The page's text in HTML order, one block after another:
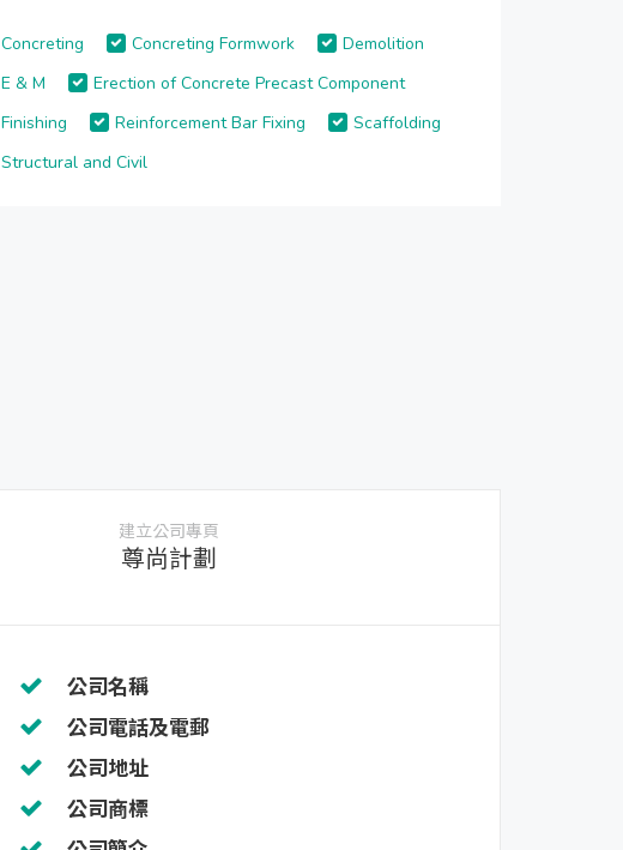
Concreting Concreting Formwork
Demolition
E & M
Erection of Concrete Precast Component
Finishing
Reinforcement Bar Fixing
Scaffolding
Structural and Civil
建立公司專頁
尊尚計劃
公司名稱
公司電話及電郵
公司地址
公司商標